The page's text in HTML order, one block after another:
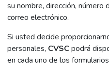
su nombre, dirección,
correo electrónico.
Si usted decide
personales, CVSCpodrá
en cada uno de los